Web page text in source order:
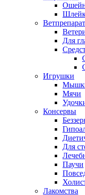
Для
Игрушки
Мячи
Консервы
Для
Паучи
Лакомства